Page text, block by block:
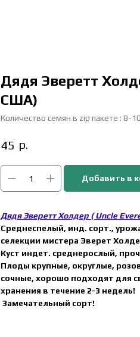
Дядя Эверетт
США)
Количество семян в zip пакете : 8-
45 р.
Добавить в
Дядя Эверетт Холдер ( Uncle
Среднеспелый, инд. сорт.,
селекции мистера Эверет
Куст индет. среднерослый,
Плоды крупные, округлые,
сочные, хорошо подходят для
хранения в течение 2-3 недель!
Замечательный сорт!